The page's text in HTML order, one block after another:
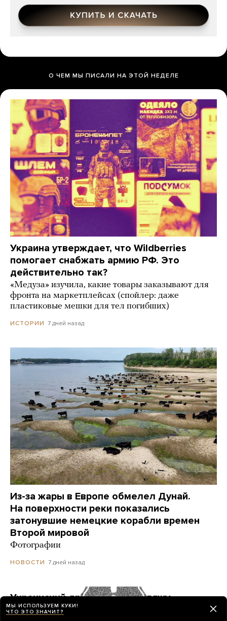
О ЧЕМ МЫ ПИСАЛИ НА ЭТОЙ НЕДЕЛЕ
Украина утверждает, что Wildberries
помогает снабжать армию РФ. Это
действительно так?
«Медуза» изучила, какие товары заказывают для
фронта на маркетплейсах (спойлер: даже
пластиковые мешки для тел погибших)
ИСТОРИИ 7 дней назад
Из-за жары в Европе обмелел Дунай.
На поверхности реки показались
затонувшие немецкие корабли времен
Второй мировой
Фотографии
НОВОСТИ 7 дней назад
Украинский дрон попал по пляжу
в Геленджике. Куда он летел? Его сбили?
МЫ ИСПОЛЬЗУЕМ КУКИ!
ЧТО ЭТО ЗНАЧИТ?